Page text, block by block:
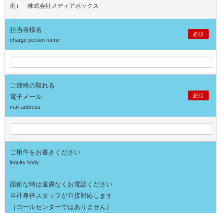
例） 株式会社メディアボックス
担当者様名
必須
charge person name
ご連絡の取れる
電子メール
必須
mail address
ご用件をお書きください
inquiry body
面倒な時は遠慮なくお電話ください
当社専任スタッフが直接対応します
（コールセンターではありません）